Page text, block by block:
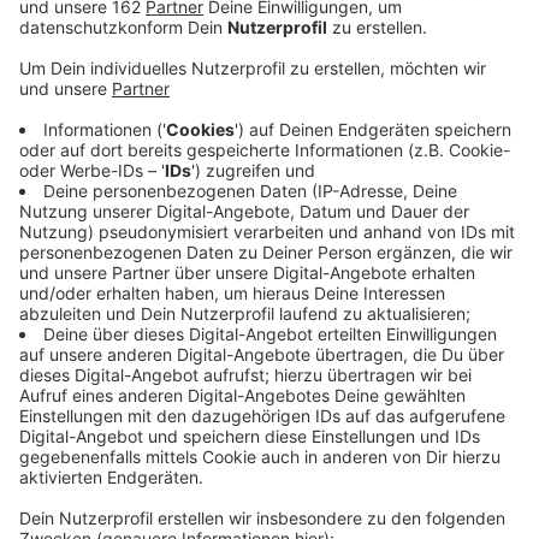
Veröffentlicht:Dienstag, 21.01.2020 12:24
Anzeige
Am 9. Mai findet das Finale in der Duisburger
Mercatorhalle statt, weil das Theater am Marientor
geschlossen wurde. Heute beginnt der Vorverkauf für
das Finale. Wer dort auftritt, entscheidet sich in den
Vorrunden. Die Nominierten treten unter anderem im
Bühnenhaus Wesel und im Martinstift Moers auf.
Vorrunden-Termine im Kreis Wesel:
13.03 und 20.03.2020 im Bühnenhaus Wesel
15.03. oder 22.03.2020 im Martinstift Moers